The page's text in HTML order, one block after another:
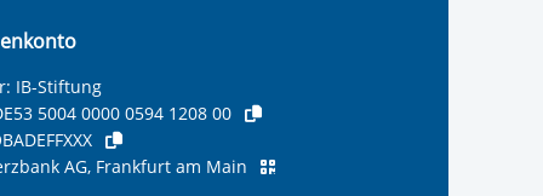
anzeigen
IB-Stiftung
5004 0000 0594 1208 00
AG, Frankfurt am Main